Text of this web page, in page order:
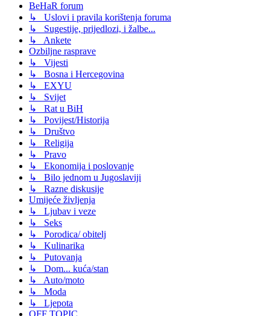
BeHaR forum
↳ Uslovi i pravila korištenja foruma
↳ Sugestije, prijedlozi, i žalbe...
↳ Ankete
Ozbiljne rasprave
↳ Vijesti
↳ Bosna i Hercegovina
↳ EXYU
↳ Svijet
↳ Rat u BiH
↳ Povijest/Historija
↳ Društvo
↳ Religija
↳ Pravo
↳ Ekonomija i poslovanje
↳ Bilo jednom u Jugoslaviji
↳ Razne diskusije
Umijeće življenja
↳ Ljubav i veze
↳ Seks
↳ Porodica/ obitelj
↳ Kulinarika
↳ Putovanja
↳ Dom... kuća/stan
↳ Auto/moto
↳ Moda
↳ Ljepota